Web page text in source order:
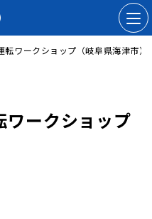
転ワークショップ（岐阜県海津市）
ークショップ